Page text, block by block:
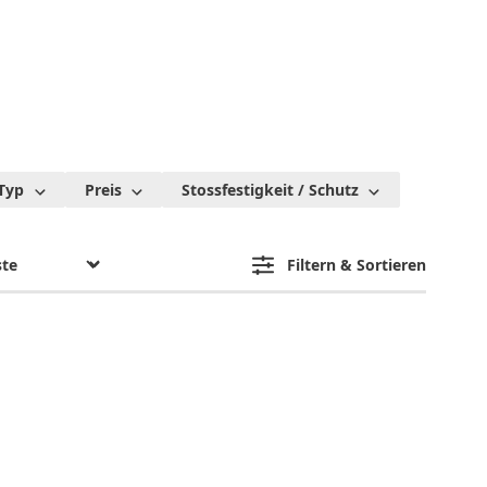
Preis
Stossfestigkeit / Schutz
Filtern & Sortieren